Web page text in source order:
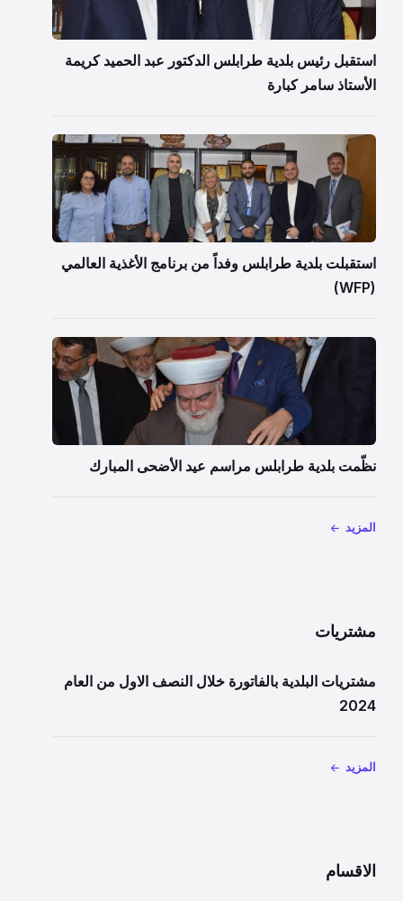
استقبل رئيس بلدية طرابلس الدكتور عبد الحميد كريمة
الأستاذ سامر كبارة
استقبلت بلدية طرابلس وفداً من برنامج الأغذية العالمي
(WFP)
نظّمت بلدية طرابلس مراسم عيد الأضحى المبارك
المزيد
مشتريات
مشتريات البلدية بالفاتورة خلال النصف الاول من العام
2024
المزيد
الاقسام